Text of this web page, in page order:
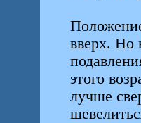
вверх. Но
этого
лучше